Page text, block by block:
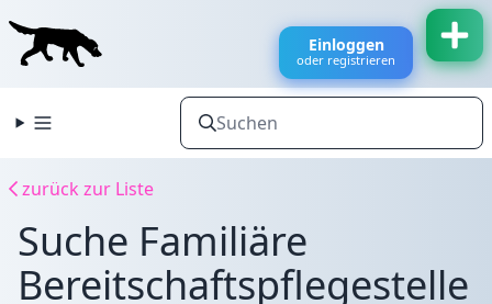
Einloggen
oder registrieren
zurück zur Liste
Suche Familiäre
Bereitschaftspflegestelle